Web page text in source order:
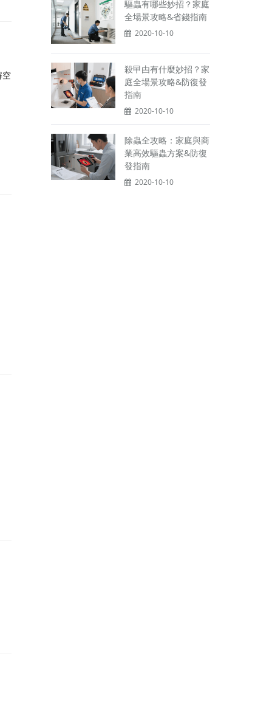
空
驅蟲有哪些妙招？家庭
全場景攻略&省錢指南
2020-10-10
殺曱甴有什麼妙招？家
庭全場景攻略&防復發
指南
2020-10-10
除蟲全攻略：家庭與商
業高效驅蟲方案&防復
發指南
2020-10-10